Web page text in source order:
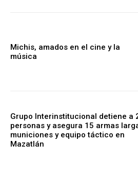
Michis, amados en el cine y la
música
Grupo Interinstitucional detiene a
personas y asegura 15 armas
municiones y equipo táctico en
Mazatlán